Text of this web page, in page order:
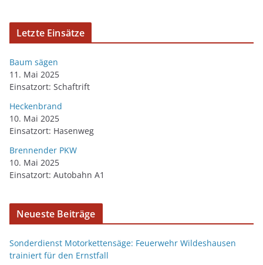
Letzte Einsätze
Baum sägen
11. Mai 2025
Einsatzort: Schaftrift
Heckenbrand
10. Mai 2025
Einsatzort: Hasenweg
Brennender PKW
10. Mai 2025
Einsatzort: Autobahn A1
Neueste Beiträge
Sonderdienst Motorkettensäge: Feuerwehr Wildeshausen
trainiert für den Ernstfall